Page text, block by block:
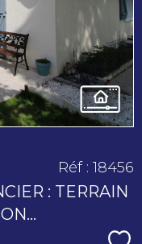
: TERRAIN
Réf : 18456